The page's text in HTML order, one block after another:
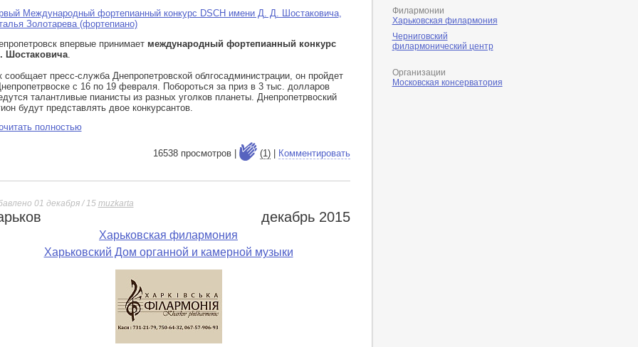
Международный фортепианный конкурс DSCH имени Д. Д. Шостаковича,
Золотарева (фортепиано)
впервые принимает международный фортепианный конкурс
Шостаковича.
сообщает пресс-служба Днепропетровской облгосадминистрации, он пройдет
с 16 по 19 февраля. Побороться за приз в 3 тыс. долларов
талантливые пианисты из разных уголков планеты. Днепропетрвоский
будут представлять двое конкурсантов.
полностью
16538 просмотров | (1)| Комментировать
01 декабря / 15 muzkarta
декабрь 2015
Харьковская филармония
Харьковский Дом органной и камерной музыки
Филармонии
Харьковская филармония
Черниговский
филармонический центр
Организации
Московская консерватория